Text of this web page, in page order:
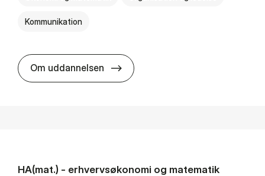
Kommunikation
Om uddannelsen HA(kom.) - erhvervs­økonomi
HA(mat.) - erhvervs­økonomi og ma­te­ma­tik